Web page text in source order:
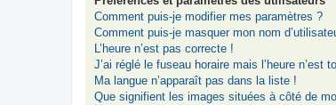
Comment puis-je modifier mes paramètres ?
Comment puis-je masquer mon nom
L’heure n’est pas correcte !
J’ai réglé le fuseau horaire mais l’heure n’est
Ma langue n’apparaît pas dans la liste !
Que signifient les images situées à côté de